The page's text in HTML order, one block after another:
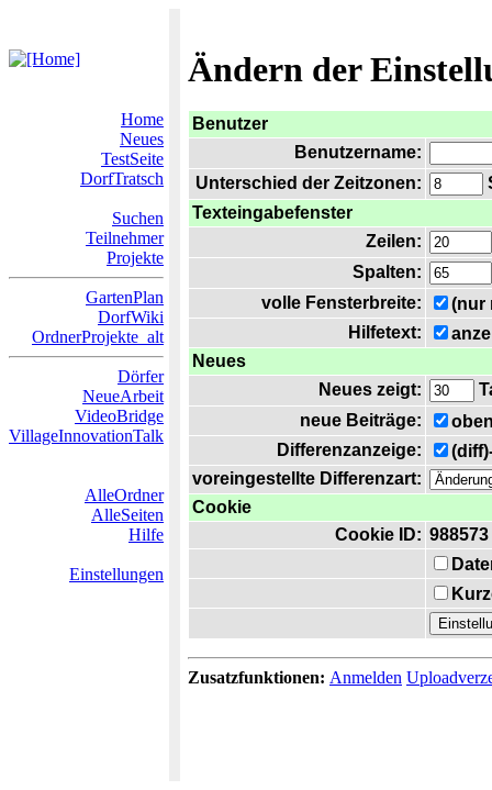
Ändern der
Home
Neues
TestSeite
DorfTratsch
Suchen
Teilnehmer
Projekte
GartenPlan
DorfWiki
OrdnerProjekte_alt
Dörfer
NeueArbeit
VideoBridge
VillageInnovationTalk
AlleOrdner
AlleSeiten
Hilfe
Einstellungen
Benutzer
Benutzername:
Unterschied der Zeitzonen:
Texteingabefenster
Zeilen:
Spalten:
volle Fensterbreite:
(nur
Hilfetext:
Neues
Neues zeigt:
neue Beiträge:
Differenzanzeige:
voreingestellte Differenzart:
Cookie
Cookie ID: 988573
Zusatzfunktionen: Anmelden